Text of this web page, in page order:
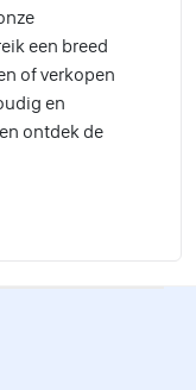
een breed
of verkopen
en
ontdek de